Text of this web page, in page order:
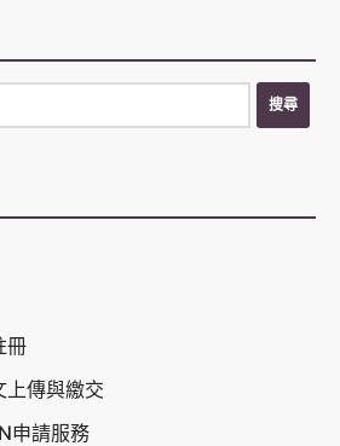
冊
上傳與繳交
申請服務